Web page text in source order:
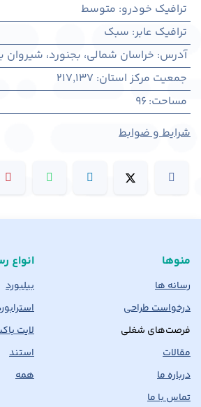
ترافیک خودرو: متوسط
ترافیک عابر: سبک
آدرس: خراسان شمالی، بجنورد، شیروان
جمعیت مرکز استان:
217,137
مساحت:
96
شرایط و ضوابط
منوها
رسانه ها
درخواست طراحی
فرصت‌های شغلی
مقالات
درباره ما
تماس با ما
انواع
بیلبورد
لایت
استند
همه